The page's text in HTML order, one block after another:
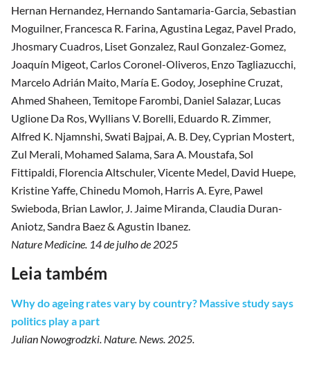
Hernan Hernandez, Hernando Santamaria-Garcia, Sebastian
Moguilner, Francesca R. Farina, Agustina Legaz, Pavel Prado,
Jhosmary Cuadros, Liset Gonzalez, Raul Gonzalez-Gomez,
Joaquín Migeot, Carlos Coronel-Oliveros, Enzo Tagliazucchi,
Marcelo Adrián Maito, María E. Godoy, Josephine Cruzat,
Ahmed Shaheen, Temitope Farombi, Daniel Salazar, Lucas
Uglione Da Ros, Wyllians V. Borelli, Eduardo R. Zimmer,
Alfred K. Njamnshi, Swati Bajpai, A. B. Dey, Cyprian Mostert,
Zul Merali, Mohamed Salama, Sara A. Moustafa, Sol
Fittipaldi, Florencia Altschuler, Vicente Medel, David Huepe,
Kristine Yaffe, Chinedu Momoh, Harris A. Eyre, Pawel
Swieboda, Brian Lawlor, J. Jaime Miranda, Claudia Duran-
Aniotz, Sandra Baez & Agustin Ibanez.
Nature Medicine. 14 de julho de 2025
Leia também
Why do ageing rates vary by country? Massive study says
politics play a part
Julian Nowogrodzki. Nature. News. 2025.